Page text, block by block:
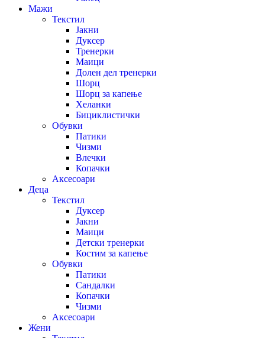
Мажи
Текстил
Јакни
Дуксер
Тренерки
Маици
Долен дел тренерки
Шорц
Шорц за капење
Хеланки
Бициклистички
Обувки
Патики
Чизми
Влечки
Копачки
Аксесоари
Деца
Текстил
Дуксер
Јакни
Маици
Детски тренерки
Костим за капење
Обувки
Патики
Сандалки
Копачки
Чизми
Аксесоари
Жени